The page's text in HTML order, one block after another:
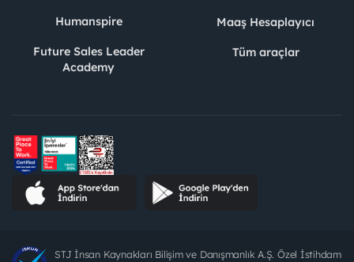
Humanspire
Future Sales Leader
Academy
Maaş Hesaplayıcı
Tüm araçlar
STJ İnsan Kaynakları Bilişim ve Danışmanlık A.Ş. Özel İstihdam